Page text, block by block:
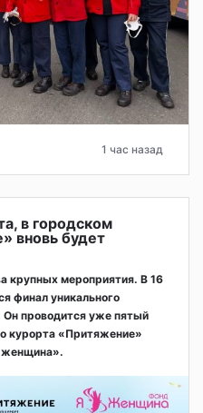
1 час назад
в городском
вновь будет
крупных мероприятия. В 16
финал уникального
проводится уже пятый
курорта «Притяжение»